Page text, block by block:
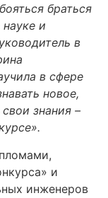
браться
и
в
в сфере
новое,
знания –
и
инженеров